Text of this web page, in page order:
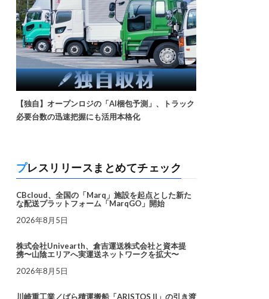
【独自】オープンロジの「AI梱包予測」、トラック
必要台数の迅速把握にも活用本格化
プレスリリースまとめてチェック
CBcloud、全国の「Marq」施設を起点とした新た
な配送プラットフォーム「MarqGO」開始
2026年8月5日
株式会社Univearth、倉吉運送株式会社と資本提
携〜山陰エリアへ実運送ネットワークを拡大〜
2026年8月5日
川崎重工業／ばら積運搬船「ARISTOS II」の引き渡